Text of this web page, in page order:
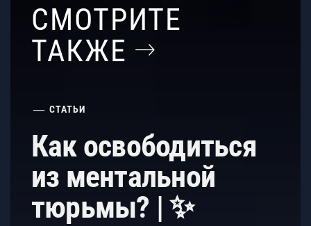
СМОТРИТЕ
ТАКЖЕ
СТАТЬИ
Как освободиться
из ментальной
тюрьмы? | ✨